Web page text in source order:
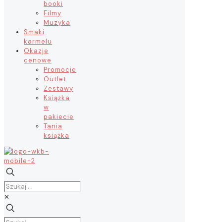
booki
Filmy
Muzyka
Smaki
karmelu
Okazje
cenowe
Promocje
Outlet
Zestawy
Książka
w
pakiecie
Tania
książka
✕